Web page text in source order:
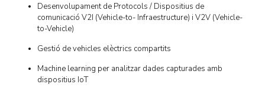
Desenvolupament de Protocols / Dispositius de
comunicació V2I (Vehicle-to- Infraestructure) i V2V (Vehicle-
to-Vehicle)
Gestió de vehicles elèctrics compartits
Machine learning per analitzar dades capturades amb
dispositius IoT